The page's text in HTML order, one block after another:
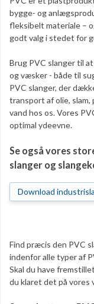
bygge- og
fleksibelt materiale –
godt valg i stedet for
Brug PVC slanger til
og væsker - både til
PVC slanger, der
transport af olie, slam,
vand hos os. Vores
optimal ydeevne.
Se også vores
slanger og
Download
Find præcis den PVC
indenfor alle typer af
Skal du have
du klaret det på vores